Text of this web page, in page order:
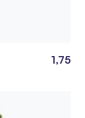
1,75